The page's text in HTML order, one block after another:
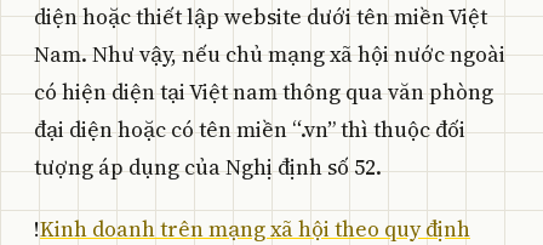
diện hoặc thiết lập website dưới tên miền Việt
Nam. Như vậy, nếu chủ mạng xã hội nước ngoài
có hiện diện tại Việt nam thông qua văn phòng
đại diện hoặc có tên miền “.vn” thì thuộc đối
tượng áp dụng của Nghị định số 52.
!Kinh doanh trên mạng xã hội theo quy định